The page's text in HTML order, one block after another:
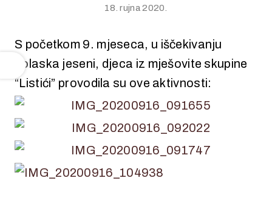
18. rujna 2020.
S početkom 9. mjeseca, u iščekivanju
dolaska jeseni, djeca iz mješovite skupine
“Listići” provodila su ove aktivnosti: